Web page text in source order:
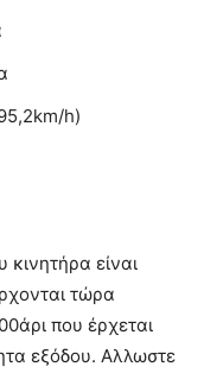
h)
κινητήρα είναι
τώρα
που έρχεται
εξόδου. Αλλωστε